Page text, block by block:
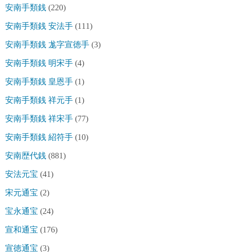
安南手類銭 (220)
安南手類銭 安法手 (111)
安南手類銭 尨字宣徳手 (3)
安南手類銭 明宋手 (4)
安南手類銭 皇恩手 (1)
安南手類銭 祥元手 (1)
安南手類銭 祥宋手 (77)
安南手類銭 紹符手 (10)
安南歴代銭 (881)
安法元宝 (41)
宋元通宝 (2)
宝永通宝 (24)
宣和通宝 (176)
宣徳通宝 (3)